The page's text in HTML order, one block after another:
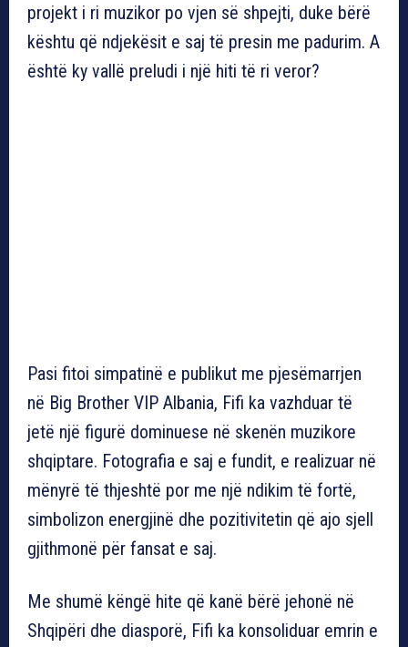
projekt i ri muzikor po vjen së shpejti, duke bërë
kështu që ndjekësit e saj të presin me padurim. A
është ky vallë preludi i një hiti të ri veror?
Pasi fitoi simpatinë e publikut me pjesëmarrjen
në Big Brother VIP Albania, Fifi ka vazhduar të
jetë një figurë dominuese në skenën muzikore
shqiptare. Fotografia e saj e fundit, e realizuar në
mënyrë të thjeshtë por me një ndikim të fortë,
simbolizon energjinë dhe pozitivitetin që ajo sjell
gjithmonë për fansat e saj.
Me shumë këngë hite që kanë bërë jehonë në
Shqipëri dhe diasporë, Fifi ka konsoliduar emrin e